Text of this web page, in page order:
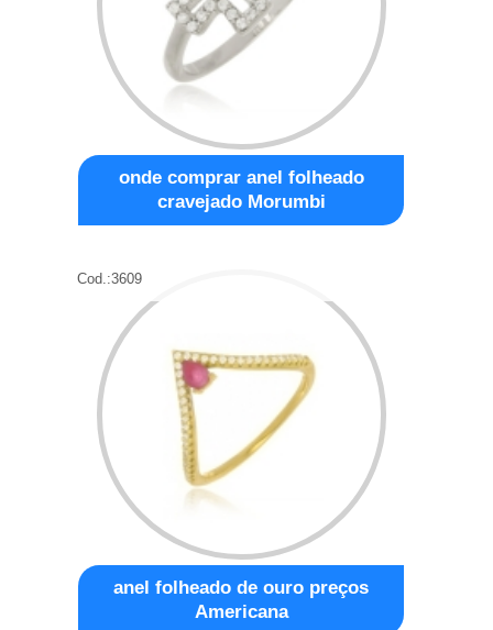
onde comprar anel folheado
cravejado Morumbi
Cod.:3609
anel folheado de ouro preços
Americana